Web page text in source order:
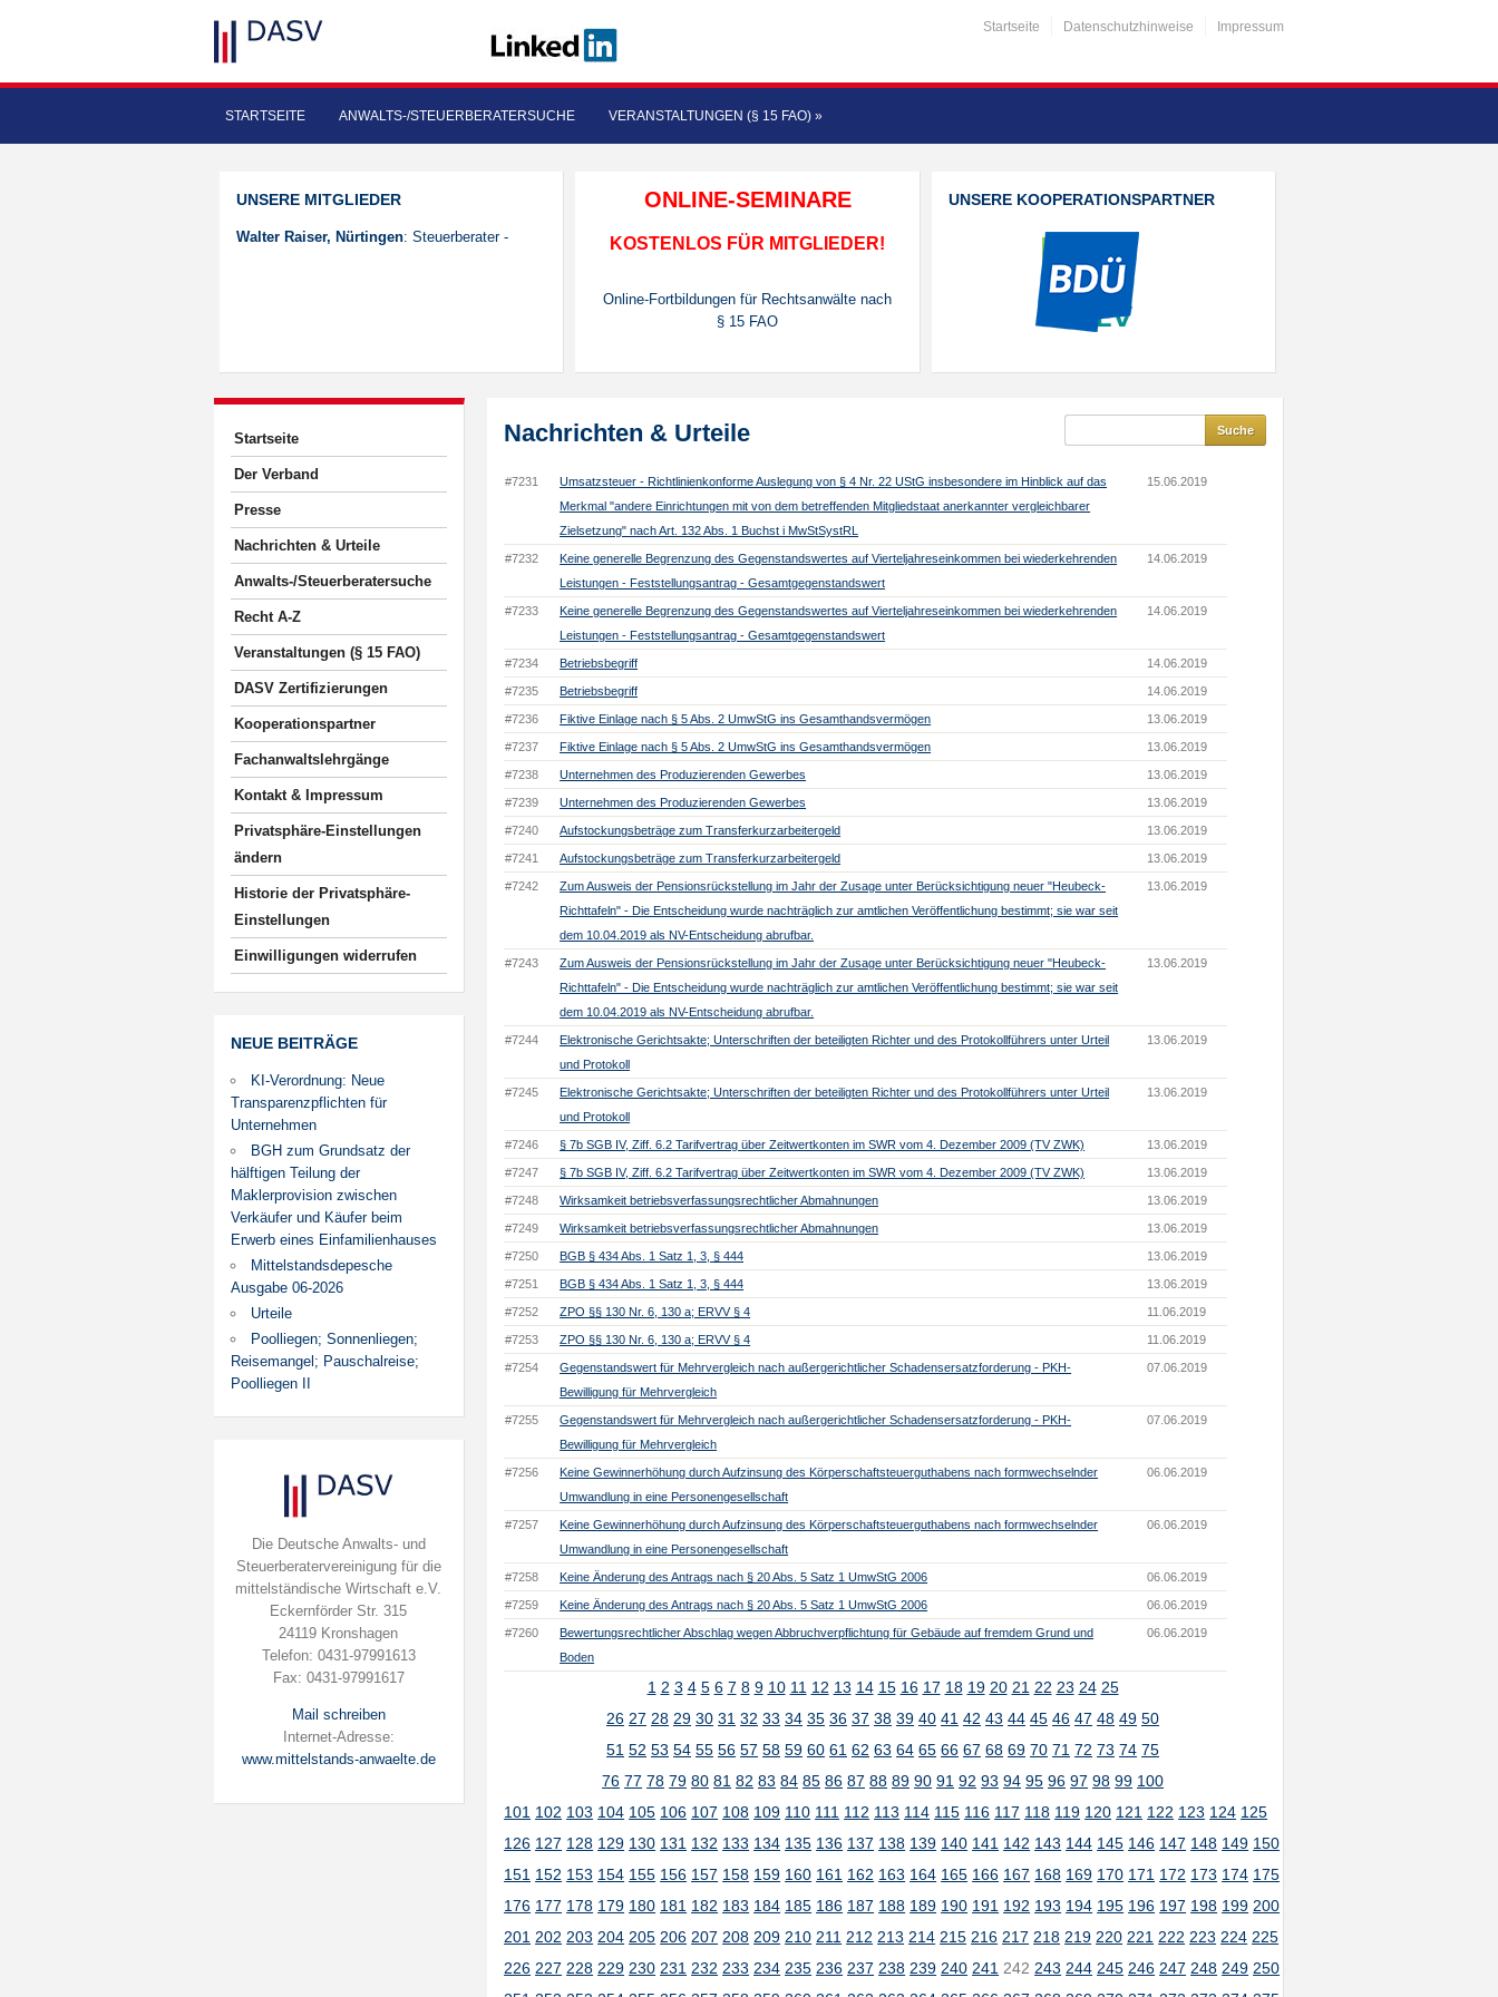
Startseite Datenschutzhinweise Impressum
STARTSEITE ANWALTS-/STEUERBERATERSUCHE VERANSTALTUNGEN (§ 15 FAO) »
UNSERE MITGLIEDER
Walter Raiser, Nürtingen: Steuerberater -
ONLINE-SEMINARE
KOSTENLOS FÜR MITGLIEDER!
Online-Fortbildungen für Rechtsanwälte nach
§ 15 FAO
UNSERE KOOPERATIONSPARTNER
Startseite
Der Verband
Presse
Nachrichten & Urteile
Anwalts-/Steuerberatersuche
Recht A-Z
Veranstaltungen (§ 15 FAO)
DASV Zertifizierungen
Kooperationspartner
Fachanwaltslehrgänge
Kontakt & Impressum
Privatsphäre-Einstellungen
ändern
Historie der Privatsphäre-
Einstellungen
Einwilligungen widerrufen
NEUE BEITRÄGE
KI-Verordnung: Neue
Transparenzpflichten für
Unternehmen
BGH zum Grundsatz der
hälftigen Teilung der
Maklerprovision zwischen
Verkäufer und Käufer beim
Erwerb eines Einfamilienhauses
Mittelstandsdepesche
Ausgabe 06-2026
Urteile
Poolliegen; Sonnenliegen;
Reisemangel; Pauschalreise;
Poolliegen II
Die Deutsche Anwalts- und
Steuerberatervereinigung für die
mittelständische Wirtschaft e.V.
Eckernförder Str. 315
24119 Kronshagen
Telefon: 0431-97991613
Fax: 0431-97991617
Mail schreiben
Internet-Adresse:
www.mittelstands-anwaelte.de
Nachrichten & Urteile
#7231
Umsatzsteuer - Richtlinienkonforme Auslegung von § 4 Nr. 22 UStG insbesondere im Hinblick auf das
Merkmal "andere Einrichtungen mit von dem betreffenden Mitgliedstaat anerkannter vergleichbarer
Zielsetzung" nach Art. 132 Abs. 1 Buchst i MwStSystRL
15.06.2019
#7232
Keine generelle Begrenzung des Gegenstandswertes auf Vierteljahreseinkommen bei wiederkehrenden
Leistungen - Feststellungsantrag - Gesamtgegenstandswert
14.06.2019
#7233
Keine generelle Begrenzung des Gegenstandswertes auf Vierteljahreseinkommen bei wiederkehrenden
Leistungen - Feststellungsantrag - Gesamtgegenstandswert
14.06.2019
#7234 Betriebsbegriff 14.06.2019
#7235 Betriebsbegriff 14.06.2019
#7236 Fiktive Einlage nach § 5 Abs. 2 UmwStG ins Gesamthandsvermögen 13.06.2019
#7237 Fiktive Einlage nach § 5 Abs. 2 UmwStG ins Gesamthandsvermögen 13.06.2019
#7238 Unternehmen des Produzierenden Gewerbes 13.06.2019
#7239 Unternehmen des Produzierenden Gewerbes 13.06.2019
#7240 Aufstockungsbeträge zum Transferkurzarbeitergeld 13.06.2019
#7241 Aufstockungsbeträge zum Transferkurzarbeitergeld 13.06.2019
#7242
Zum Ausweis der Pensionsrückstellung im Jahr der Zusage unter Berücksichtigung neuer "Heubeck-
Richttafeln" - Die Entscheidung wurde nachträglich zur amtlichen Veröffentlichung bestimmt; sie war seit
dem 10.04.2019 als NV-Entscheidung abrufbar.
13.06.2019
#7243
Zum Ausweis der Pensionsrückstellung im Jahr der Zusage unter Berücksichtigung neuer "Heubeck-
Richttafeln" - Die Entscheidung wurde nachträglich zur amtlichen Veröffentlichung bestimmt; sie war seit
dem 10.04.2019 als NV-Entscheidung abrufbar.
13.06.2019
#7244
Elektronische Gerichtsakte; Unterschriften der beteiligten Richter und des Protokollführers unter Urteil
und Protokoll
13.06.2019
#7245
Elektronische Gerichtsakte; Unterschriften der beteiligten Richter und des Protokollführers unter Urteil
und Protokoll
13.06.2019
#7246 § 7b SGB IV, Ziff. 6.2 Tarifvertrag über Zeitwertkonten im SWR vom 4. Dezember 2009 (TV ZWK) 13.06.2019
#7247 § 7b SGB IV, Ziff. 6.2 Tarifvertrag über Zeitwertkonten im SWR vom 4. Dezember 2009 (TV ZWK) 13.06.2019
#7248 Wirksamkeit betriebsverfassungsrechtlicher Abmahnungen 13.06.2019
#7249 Wirksamkeit betriebsverfassungsrechtlicher Abmahnungen 13.06.2019
#7250 BGB § 434 Abs. 1 Satz 1, 3, § 444 13.06.2019
#7251 BGB § 434 Abs. 1 Satz 1, 3, § 444 13.06.2019
#7252 ZPO §§ 130 Nr. 6, 130 a; ERVV § 4 11.06.2019
#7253 ZPO §§ 130 Nr. 6, 130 a; ERVV § 4 11.06.2019
#7254
Gegenstandswert für Mehrvergleich nach außergerichtlicher Schadensersatzforderung - PKH-
Bewilligung für Mehrvergleich
07.06.2019
#7255
Gegenstandswert für Mehrvergleich nach außergerichtlicher Schadensersatzforderung - PKH-
Bewilligung für Mehrvergleich
07.06.2019
#7256
Keine Gewinnerhöhung durch Aufzinsung des Körperschaftsteuerguthabens nach formwechselnder
Umwandlung in eine Personengesellschaft
06.06.2019
#7257
Keine Gewinnerhöhung durch Aufzinsung des Körperschaftsteuerguthabens nach formwechselnder
Umwandlung in eine Personengesellschaft
06.06.2019
#7258 Keine Änderung des Antrags nach § 20 Abs. 5 Satz 1 UmwStG 2006 06.06.2019
#7259 Keine Änderung des Antrags nach § 20 Abs. 5 Satz 1 UmwStG 2006 06.06.2019
#7260
Bewertungsrechtlicher Abschlag wegen Abbruchverpflichtung für Gebäude auf fremdem Grund und
Boden
06.06.2019
1 2 3 4 5 6 7 8 9 10 11 12 13 14 15 16 17 18 19 20 21 22 23 24 25
26 27 28 29 30 31 32 33 34 35 36 37 38 39 40 41 42 43 44 45 46 47 48 49 50
51 52 53 54 55 56 57 58 59 60 61 62 63 64 65 66 67 68 69 70 71 72 73 74 75
76 77 78 79 80 81 82 83 84 85 86 87 88 89 90 91 92 93 94 95 96 97 98 99 100
101 102 103 104 105 106 107 108 109 110 111 112 113 114 115 116 117 118 119 120 121 122 123 124 125
126 127 128 129 130 131 132 133 134 135 136 137 138 139 140 141 142 143 144 145 146 147 148 149 150
151 152 153 154 155 156 157 158 159 160 161 162 163 164 165 166 167 168 169 170 171 172 173 174 175
176 177 178 179 180 181 182 183 184 185 186 187 188 189 190 191 192 193 194 195 196 197 198 199 200
201 202 203 204 205 206 207 208 209 210 211 212 213 214 215 216 217 218 219 220 221 222 223 224 225
226 227 228 229 230 231 232 233 234 235 236 237 238 239 240 241 242 243 244 245 246 247 248 249 250